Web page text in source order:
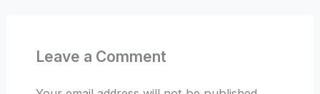
Leave a Comment